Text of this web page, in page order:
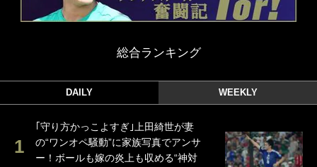
総合ランキング
DAILY WEEKLY
｢守り方かっこよすぎ｣上田綺世が妻
の“ワンオペ騒動”に家族写真でアンサ
ー！ボールも嫁の炎上も収める“神対